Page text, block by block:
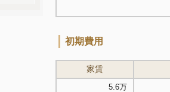
初期費用
家賃
5.6万